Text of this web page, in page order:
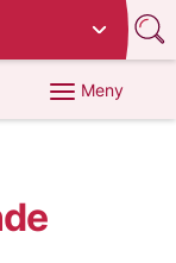
Meny